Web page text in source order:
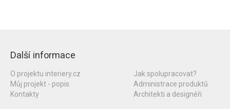
Další informace
O projektu interiery.cz
Můj projekt - popis
Kontakty
Jak spolupracovat?
Administrace produktů
Architekti a designéři